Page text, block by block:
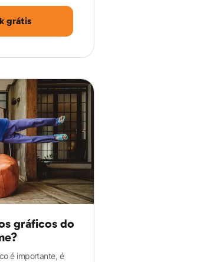
grátis
gráficos do
é importante, é